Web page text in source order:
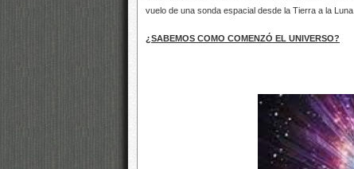
vuelo de una sonda espacial desde la Tierra a la Luna.
¿SABEMOS COMO COMENZÓ EL UNIVERSO?